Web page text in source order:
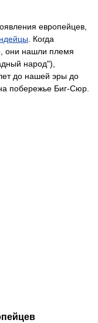
европейцев,
. Когда
они нашли племя
народ"),
до нашей эры до
побережье Биг-Сюр.